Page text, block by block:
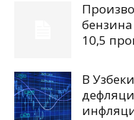
10,5
В